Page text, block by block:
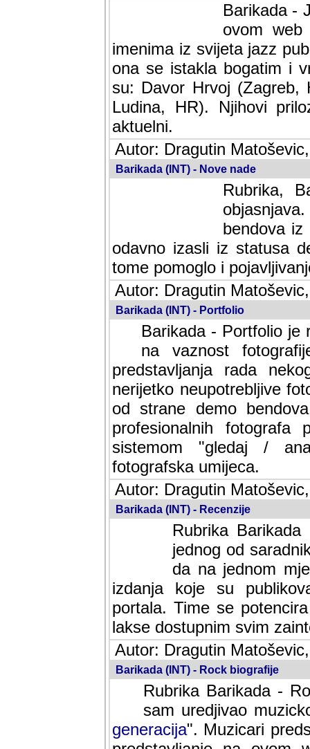
Barikada -
ovom web
imenima iz svijeta jazz
ona se istakla bogatim i
su: Davor Hrvoj (Zagreb,
Ludina, HR). Njihovi
aktuelni.
Autor: Dragutin
Barikada (INT) - Nove nade
Rubrika,
bendova
odavno izasli iz statusa
tome pomoglo i
Autor: Dragutin
Barikada (INT) - Portfolio
Barikada - Portfolio je
na vaznost
predstavljanja rada
nerijetko neupotrebljive
od strane demo
profesionalnih fotografa
sistemom "gledaj /
fotografska umijeca.
Autor: Dragutin
Barikada (INT) - Recenzije
Rubrika
jednog od
da na jednom
izdanja koje su
portala. Time se
lakse dostupnim svim
Autor: Dragutin
Barikada (INT) - Rock biografije
Rubrika Barikada -
sam uredjivao
generacija". Muzicari